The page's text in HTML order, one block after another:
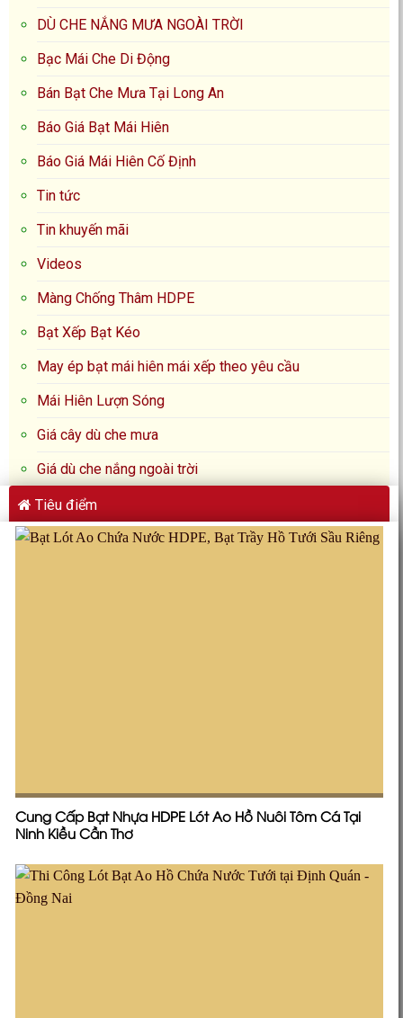
DÙ CHE NẮNG MƯA NGOÀI TRỜI
Bạc Mái Che Di Động
Bán Bạt Che Mưa Tại Long An
Báo Giá Bạt Mái Hiên
Báo Giá Mái Hiên Cố Định
Tin tức
Tin khuyến mãi
Videos
Màng Chống Thâm HDPE
Bạt Xếp Bạt Kéo
May ép bạt mái hiên mái xếp theo yêu cầu
Mái Hiên Lượn Sóng
Giá cây dù che mưa
Giá dù che nắng ngoài trời
Tiêu điểm
Cung Cấp Bạt Nhựa HDPE Lót Ao Hồ Nuôi Tôm Cá Tại
Ninh Kiều Cần Thơ